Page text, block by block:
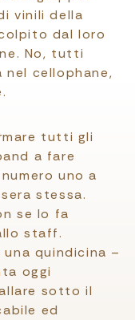
vinili della
dal loro
No, tutti
nel cellophane,
tutti gli
a fare
uno a
stessa.
se lo fa
staff.
quindicina –
oggi
sotto il
ed